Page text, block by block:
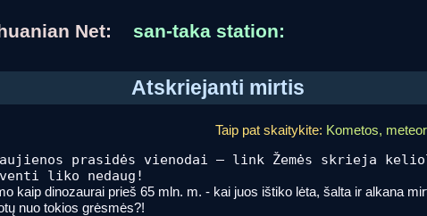
Net: san-taka station:
Atskriejanti mirtis
Taip pat skaitykite: Kometos,
prasidės vienodai – link Žemės skrieja
liko nedaug!
kaip dinozaurai prieš 65 mln. m. - kai juos ištiko lėta, šalta ir alkana
nuo tokios grėsmės?!